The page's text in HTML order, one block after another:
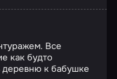
Все
как будто
деревню к бабушке